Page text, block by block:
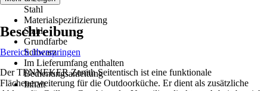
Stahl
Materialspezifizierung
Stahl
Grundfarbe
Schwarz
Im Lieferumfang enthalten
Bedienungsanleitung
Inhalt
Beschreibung
Bereich überspringen
Der TENNEKER Zenith Seitentisch ist eine funktionale
Flächenerweiterung für die Outdoorküche. Er dient als zusätzliche